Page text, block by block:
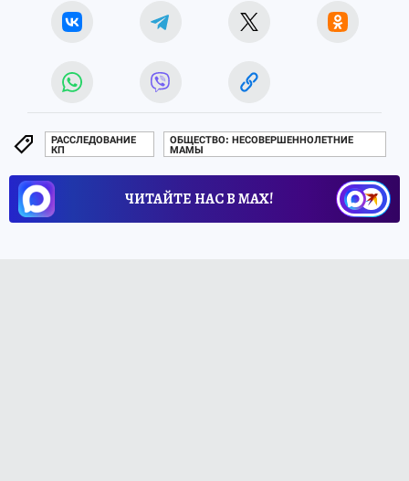
РАССЛЕДОВАНИЕ
КП
ОБЩЕСТВО: НЕСОВЕРШЕННОЛЕТНИЕ
МАМЫ
ЧИТАЙТЕ НАС В МАХ!